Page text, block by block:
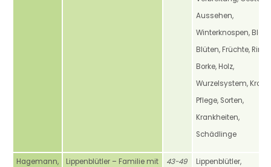
Aussehen,
Winterknospen,
Blüten, Früchte,
Borke, Holz,
Wurzelsystem, Krone,
Pflege, Sorten,
Krankheiten,
Schädlinge
Hagemann,
Lippenblütler – Familie mit
43-49
Lippenblütler,